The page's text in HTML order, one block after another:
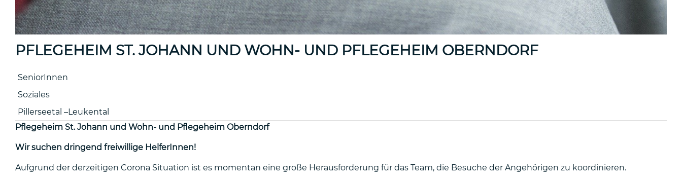
PFLEGEHEIM ST. JOHANN UND WOHN- UND PFLEGEHEIM OBERNDORF
SeniorInnen
Soziales
Pillerseetal –Leukental
Pflegeheim St. Johann und Wohn- und Pflegeheim Oberndorf
Wir suchen dringend freiwillige HelferInnen!
Aufgrund der derzeitigen Corona Situation ist es momentan eine große Herausforderung für das Team, die Besuche der Angehörigen zu koordinieren.